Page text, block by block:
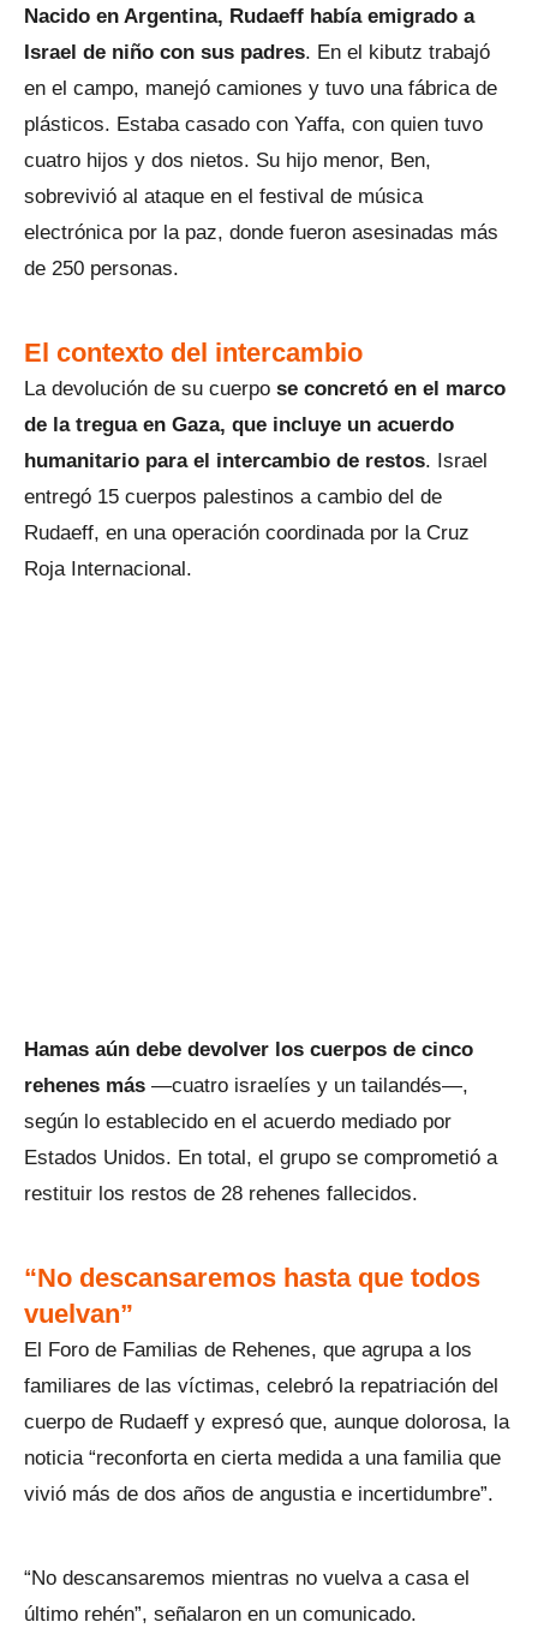
Nacido en Argentina, Rudaeff había emigrado a
Israel de niño con sus padres. En el kibutz trabajó
en el campo, manejó camiones y tuvo una fábrica de
plásticos. Estaba casado con Yaffa, con quien tuvo
cuatro hijos y dos nietos. Su hijo menor, Ben,
sobrevivió al ataque en el festival de música
electrónica por la paz, donde fueron asesinadas más
de 250 personas.
El contexto del intercambio
La devolución de su cuerpo se concretó en el marco
de la tregua en Gaza, que incluye un acuerdo
humanitario para el intercambio de restos. Israel
entregó 15 cuerpos palestinos a cambio del de
Rudaeff, en una operación coordinada por la Cruz
Roja Internacional.
Hamas aún debe devolver los cuerpos de cinco
rehenes más —cuatro israelíes y un tailandés—,
según lo establecido en el acuerdo mediado por
Estados Unidos. En total, el grupo se comprometió a
restituir los restos de 28 rehenes fallecidos.
“No descansaremos hasta que todos
vuelvan”
El Foro de Familias de Rehenes, que agrupa a los
familiares de las víctimas, celebró la repatriación del
cuerpo de Rudaeff y expresó que, aunque dolorosa, la
noticia “reconforta en cierta medida a una familia que
vivió más de dos años de angustia e incertidumbre”.
“No descansaremos mientras no vuelva a casa el
último rehén”, señalaron en un comunicado.